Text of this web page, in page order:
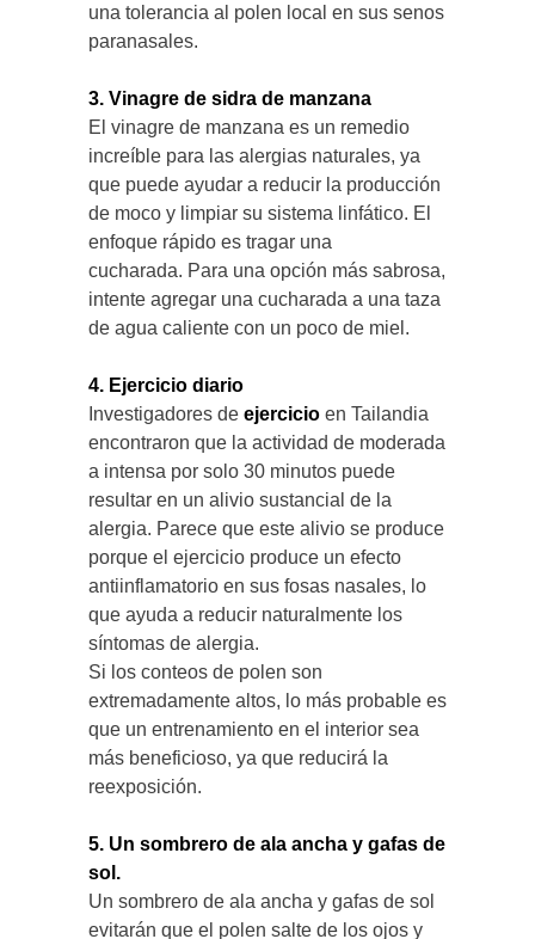
una tolerancia al polen local en sus senos
paranasales.
3. Vinagre de sidra de manzana
El vinagre de manzana es un remedio
increíble para las alergias naturales, ya
que puede ayudar a reducir la producción
de moco y limpiar su sistema linfático. El
enfoque rápido es tragar una
cucharada. Para una opción más sabrosa,
intente agregar una cucharada a una taza
de agua caliente con un poco de miel.
4. Ejercicio diario
Investigadores de ejercicio en Tailandia
encontraron que la actividad de moderada
a intensa por solo 30 minutos puede
resultar en un alivio sustancial de la
alergia. Parece que este alivio se produce
porque el ejercicio produce un efecto
antiinflamatorio en sus fosas nasales, lo
que ayuda a reducir naturalmente los
síntomas de alergia.
Si los conteos de polen son
extremadamente altos, lo más probable es
que un entrenamiento en el interior sea
más beneficioso, ya que reducirá la
reexposición.
5. Un sombrero de ala ancha y gafas de
sol.
Un sombrero de ala ancha y gafas de sol
evitarán que el polen salte de los ojos y